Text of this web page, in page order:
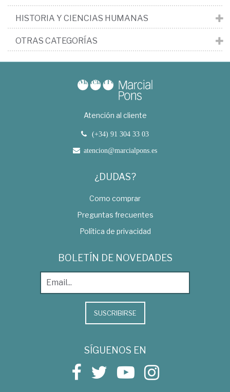
HISTORIA Y CIENCIAS HUMANAS
OTRAS CATEGORÍAS
Atención al cliente
(+34) 91 304 33 03
atencion@marcialpons.es
¿DUDAS?
Como comprar
Preguntas frecuentes
Política de privacidad
BOLETÍN DE NOVEDADES
SUSCRIBIRSE
SÍGUENOS EN